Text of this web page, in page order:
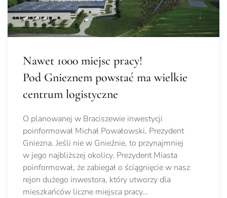
Nawet 1000 miejsc pracy!
Pod Gnieznem powstać ma wielkie
centrum logistyczne
O planowanej w Braciszewie inwestycji
poinformował Michał Powałowski, Prezydent
Gniezna. Jeśli nie w Gnieźnie, to przynajmniej
w jego najbliższej okolicy. Prezydent Miasta
poinformował, że zabiegał o ściągnięcie w nasz
rejon dużego inwestora, który utworzy dla
mieszkańców liczne miejsca pracy…